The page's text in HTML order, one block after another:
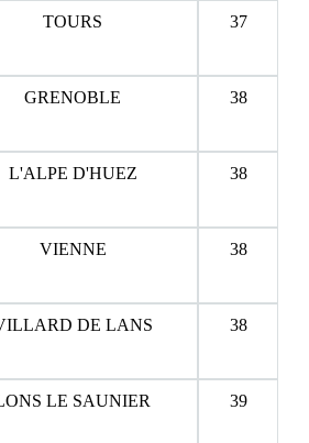
TOURS 37
GRENOBLE 38
L'ALPE D'HUEZ 38
VIENNE 38
DE LANS 38
LE SAUNIER 39